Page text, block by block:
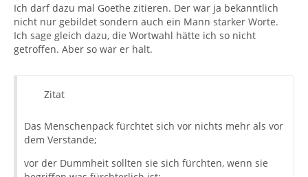
Ich darf dazu mal Goethe zitieren. Der war ja bekanntlich
nicht nur gebildet sondern auch ein Mann starker Worte.
Ich sage gleich dazu, die Wortwahl hätte ich so nicht
getroffen. Aber so war er halt.
Zitat
Das Menschenpack fürchtet sich vor nichts mehr als vor
dem Verstande;
vor der Dummheit sollten sie sich fürchten, wenn sie